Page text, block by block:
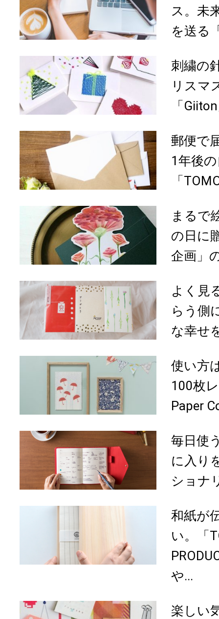
ス。未
を送る
刺繍の
リスマ
「
郵便で
1年後
「
まるで
の日に
企画」
よく見
らう側
な幸せ
使い方
100枚
Paper
毎日使
に入り
ショナ
和紙が
い。「
や...
楽しい